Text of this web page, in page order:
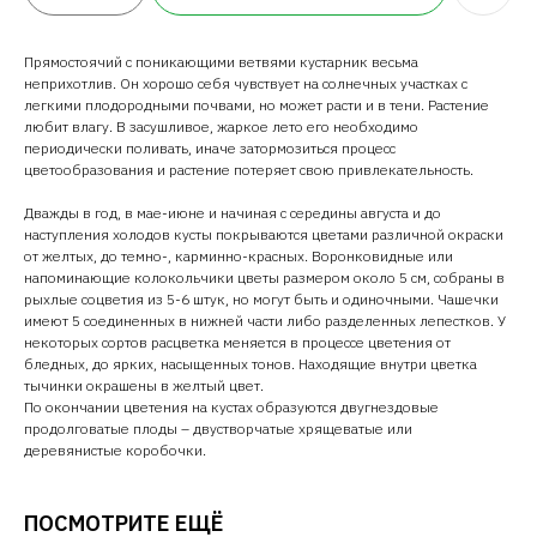
Прямостоячий с поникающими ветвями кустарник весьма
неприхотлив. Он хорошо себя чувствует на солнечных участках с
легкими плодородными почвами, но может расти и в тени. Растение
любит влагу. В засушливое, жаркое лето его необходимо
периодически поливать, иначе затормозиться процесс
цветообразования и растение потеряет свою привлекательность.
Дважды в год, в мае-июне и начиная с середины августа и до
наступления холодов кусты покрываются цветами различной окраски
от желтых, до темно-, карминно-красных. Воронковидные или
напоминающие колокольчики цветы размером около 5 см, собраны в
рыхлые соцветия из 5-6 штук, но могут быть и одиночными. Чашечки
имеют 5 соединенных в нижней части либо разделенных лепестков. У
некоторых сортов расцветка меняется в процессе цветения от
бледных, до ярких, насыщенных тонов. Находящие внутри цветка
тычинки окрашены в желтый цвет.
По окончании цветения на кустах образуются двугнездовые
продолговатые плоды – двустворчатые хрящеватые или
деревянистые коробочки.
ПОСМОТРИТЕ ЕЩЁ